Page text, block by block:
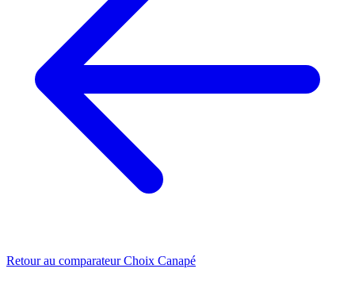
Retour au comparateur Choix Canapé